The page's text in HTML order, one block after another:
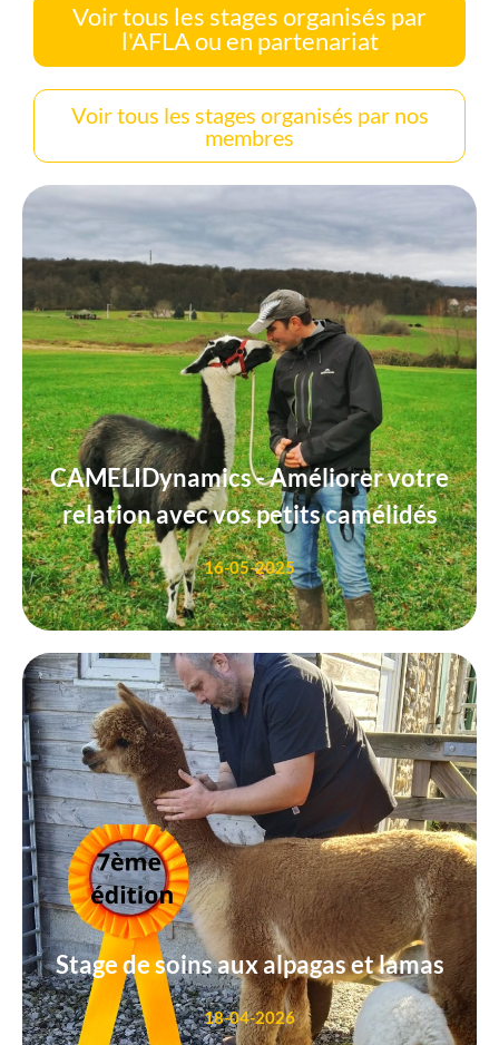
Voir tous les stages organisés par
l'AFLA ou en partenariat
Voir tous les stages organisés par nos
membres
CAMELIDynamics - Améliorer votre
relation avec vos petits camélidés
16-05-2025
Stage de soins aux alpagas et lamas
18-04-2026